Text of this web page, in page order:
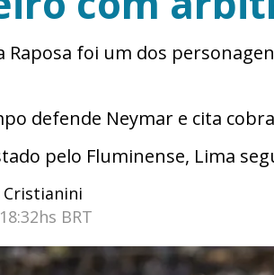
Raposa foi um dos
defende Neymar e cita
pelo Fluminense, Lima
Cristianini
BRT